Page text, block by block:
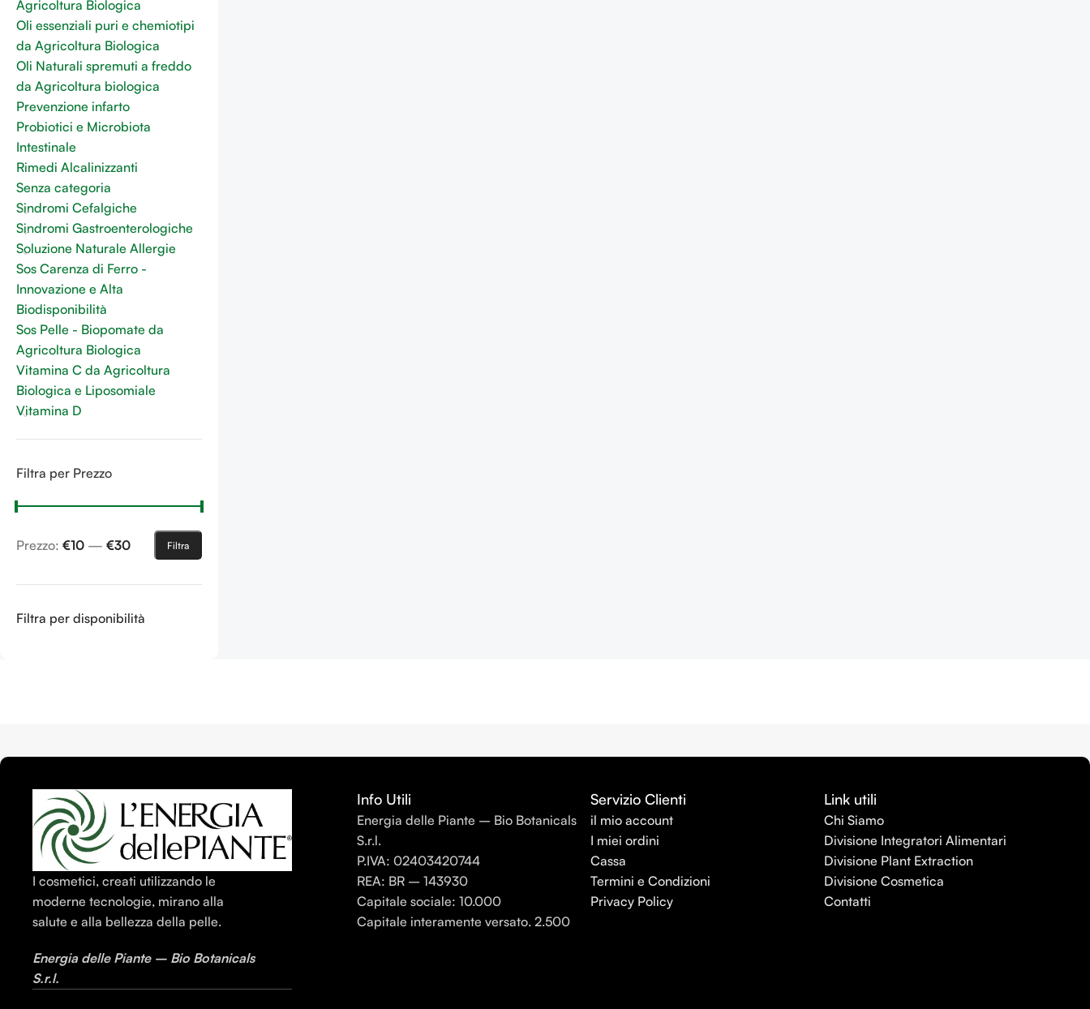
Agricoltura Biologica
Oli essenziali puri e chemiotipi
da Agricoltura Biologica
Oli Naturali spremuti a freddo
da Agricoltura biologica
Prevenzione infarto
Probiotici e Microbiota
Intestinale
Rimedi Alcalinizzanti
Senza categoria
Sindromi Cefalgiche
Sindromi Gastroenterologiche
Soluzione Naturale Allergie
Sos Carenza di Ferro -
Innovazione e Alta
Biodisponibilità
Sos Pelle - Biopomate da
Agricoltura Biologica
Vitamina C da Agricoltura
Biologica e Liposomiale
Vitamina D
Filtra per Prezzo
Filtra
Prezzo: €10 — €30
Filtra per disponibilità
I cosmetici, creati utilizzando le
moderne tecnologie, mirano alla
salute e alla bellezza della pelle.
Energia delle Piante – Bio Botanicals
S.r.l.
Info Utili
Energia delle Piante – Bio Botanicals
S.r.l.
P.IVA: 02403420744
REA: BR – 143930
Capitale sociale: 10.000
Capitale interamente versato. 2.500
Servizio Clienti
il mio account
I miei ordini
Cassa
Termini e Condizioni
Privacy Policy
Link utili
Chi Siamo
Divisione Integratori Alimentari
Divisione Plant Extraction
Divisione Cosmetica
Contatti